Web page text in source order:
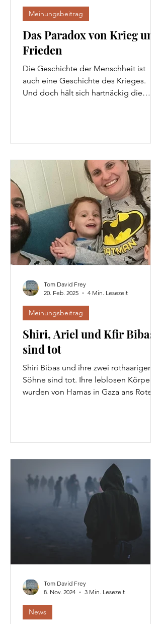
Das Paradox von Krieg und
Frieden
Die Geschichte der Menschheit ist
auch eine Geschichte des Krieges.
Und doch hält sich hartnäckig die
Meinungsbeitrag
Shiri, Ariel und Kfir Bibas
sind tot
Shiri Bibas und ihre zwei rothaarigen
Söhne sind tot. Ihre leblosen Körper
wurden von Hamas in Gaza ans Rote
Meinungsbeitrag
Tom David Frey
20. Feb. 2025
4 Min. Lesezeit
News
Tom David Frey
8. Nov. 2024
3 Min. Lesezeit